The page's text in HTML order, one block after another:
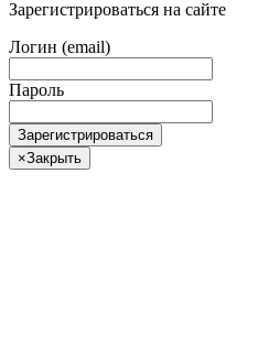
Зарегистрироваться на сайте
Логин (email)
Пароль
Зарегистрироваться
×Закрыть